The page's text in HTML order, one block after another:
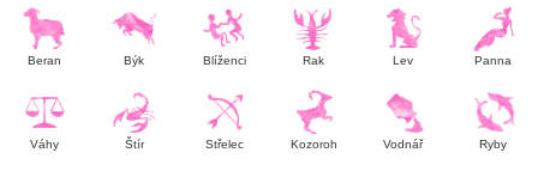
Beran Býk Blíženci Rak Lev Panna
Váhy Štír Střelec Kozoroh Vodnář Ryby